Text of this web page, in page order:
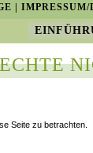
IMPRESSUM/
Seite zu betrachten.